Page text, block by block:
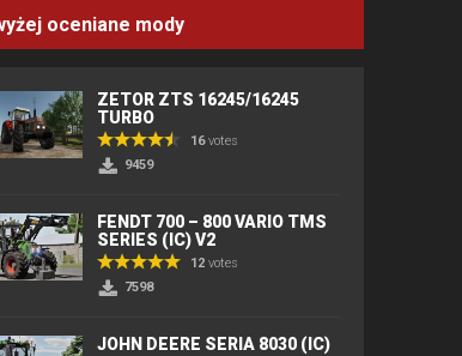
oceniane mody
ZETOR ZTS 16245/16245
TURBO
16votes
9459
FENDT 700 – 800 VARIO TMS
SERIES (IC) V2
12 votes
7598
JOHN DEERE SERIA 8030 (IC)